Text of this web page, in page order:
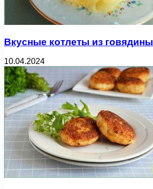
Вкусные котлеты из говядины
10.04.2024